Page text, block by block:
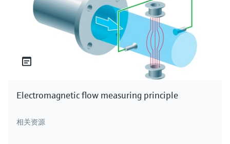
Electromagnetic flow measuring principle
相关资源